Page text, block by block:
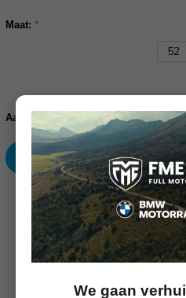
Maat: *
52
Huidige
voorraad:
Aantal:
Verhoog
aantallen:
Verlaag
aantallen:
SKU: 76117913400
Omschrijving (Nog geen
We gaan